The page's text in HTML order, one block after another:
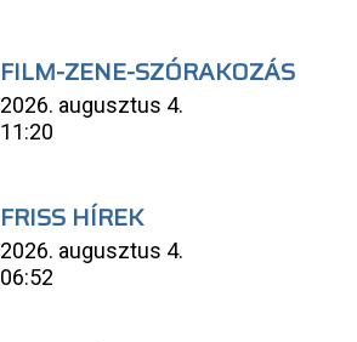
FILM-ZENE-SZÓRAKOZÁS
2026. augusztus 4.
11:20
FRISS HÍREK
2026. augusztus 4.
06:52